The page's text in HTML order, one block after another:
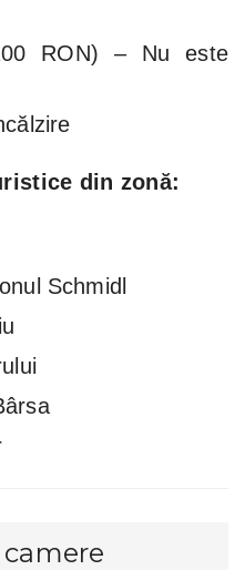
RON) – Nu este
din zonă:
Schmidl